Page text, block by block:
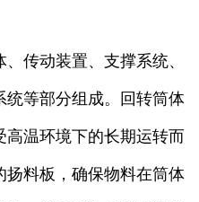
传动装置、支撑系统、
统等部分组成。回转筒体
温环境下的长期运转而
扬料板，确保物料在筒体